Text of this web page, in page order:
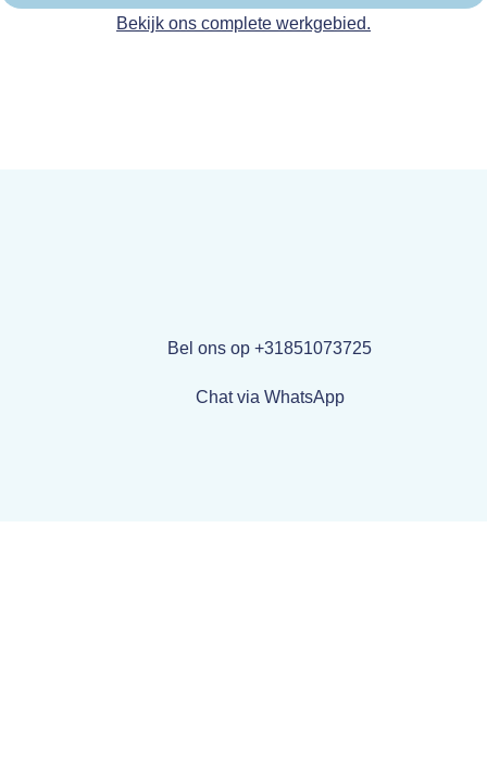
Bekijk ons complete werkgebied.
Bel ons op +31851073725
Chat via WhatsApp